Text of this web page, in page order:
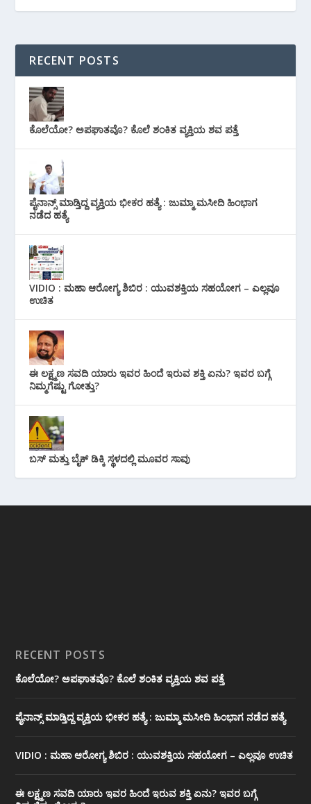
RECENT POSTS
ಕೊಲೆಯೋ? ಅಪಘಾತವೊ? ಕೊಲೆ ಶಂಕಿತ ವ್ಯಕ್ತಿಯ ಶವ ಪತ್ತೆ
ಪೈನಾನ್ಸ್ ಮಾಡ್ತಿದ್ದ ವ್ಯಕ್ತಿಯ ಭೀಕರ‌ ಹತ್ಯೆ : ಜುಮ್ಮಾ ಮಸೀದಿ ಹಿಂಭಾಗ
ನಡೆದ ಹತ್ಯೆ
VIDIO : ಮಹಾ ಆರೋಗ್ಯ ಶಿಬಿರ : ಯುವಶಕ್ತಿಯ ಸಹಯೋಗ – ಎಲ್ಲವೂ
ಉಚಿತ
ಈ ಲಕ್ಷ್ಮಣ ಸವದಿ ಯಾರು ಇವರ ಹಿಂದೆ ಇರುವ ಶಕ್ತಿ ಏನು? ಇವರ ಬಗ್ಗೆ
ನಿಮ್ಮಗೆಷ್ಟು ಗೋತ್ತು?
ಬಸ್ ಮತ್ತು ಬೈಕ್ ಡಿಕ್ಕಿ ಸ್ಥಳದಲ್ಲಿ ಮೂವರ ಸಾವು
RECENT POSTS
ಕೊಲೆಯೋ? ಅಪಘಾತವೊ? ಕೊಲೆ ಶಂಕಿತ ವ್ಯಕ್ತಿಯ ಶವ ಪತ್ತೆ
ಪೈನಾನ್ಸ್ ಮಾಡ್ತಿದ್ದ ವ್ಯಕ್ತಿಯ ಭೀಕರ‌ ಹತ್ಯೆ : ಜುಮ್ಮಾ ಮಸೀದಿ ಹಿಂಭಾಗ ನಡೆದ ಹತ್ಯೆ
VIDIO : ಮಹಾ ಆರೋಗ್ಯ ಶಿಬಿರ : ಯುವಶಕ್ತಿಯ ಸಹಯೋಗ – ಎಲ್ಲವೂ ಉಚಿತ
ಈ ಲಕ್ಷ್ಮಣ ಸವದಿ ಯಾರು ಇವರ ಹಿಂದೆ ಇರುವ ಶಕ್ತಿ ಏನು? ಇವರ ಬಗ್ಗೆ